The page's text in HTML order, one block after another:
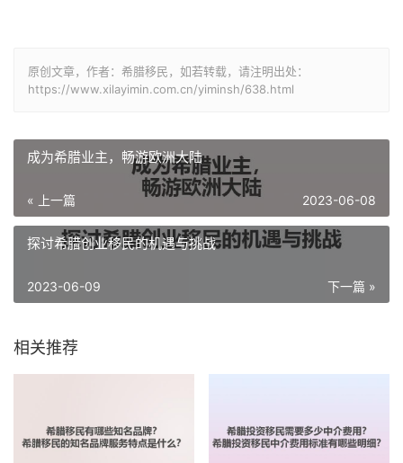
原创文章，作者：希腊移民，如若转载，请注明出处：
https://www.xilayimin.com.cn/yiminsh/638.html
成为希腊业主，畅游欧洲大陆
« 上一篇 2023-06-08
探讨希腊创业移民的机遇与挑战
下一篇 »
2023-06-09
相关推荐